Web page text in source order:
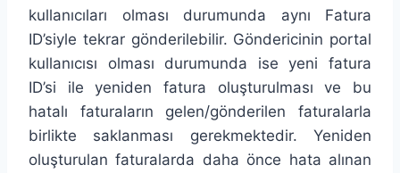
kullanıcıları olması durumunda aynı Fatura
ID’siyle tekrar gönderilebilir. Göndericinin portal
kullanıcısı olması durumunda ise yeni fatura
ID’si ile yeniden fatura oluşturulması ve bu
hatalı faturaların gelen/gönderilen faturalarla
birlikte saklanması gerekmektedir. Yeniden
oluşturulan faturalarda daha önce hata alınan